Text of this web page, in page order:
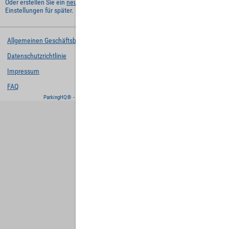
Oder erstellen Sie ein neues Benutzerkonto
Einstellungen für später.
Allgemeinen Geschäftsbedingungen
Datenschutzrichtlinie
Impressum
FAQ
ParkingHQ® - eine Lösung von